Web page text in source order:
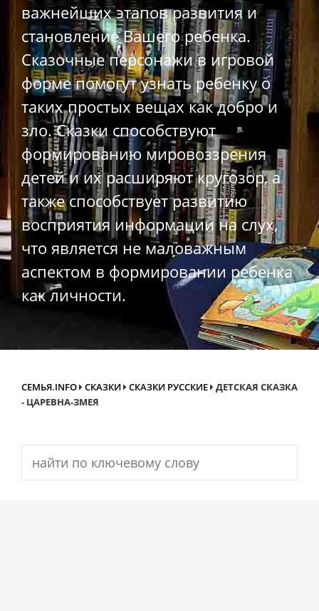
важнейших этапов развития и
становление Вашего ребенка.
Сказочные персонажи в игровой
форме помогут узнать ребенку о
таких простых вещах как добро и
зло. Сказки способствуют
формированию мировоззрения
детей и их расширяют кругозор, а
также способствует развитию
восприятия информации на слух,
что является не маловажным
аспектом в формировании ребенка
как личности.
СЕМЬЯ.INFO СКАЗКИ СКАЗКИ РУССКИЕ
ДЕТСКАЯ СКАЗКА
- ЦАРЕВНА-ЗМЕЯ
Search